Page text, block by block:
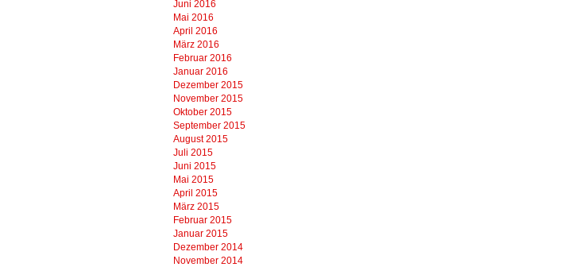
Juni 2016
Mai 2016
April 2016
März 2016
Februar 2016
Januar 2016
Dezember 2015
November 2015
Oktober 2015
September 2015
August 2015
Juli 2015
Juni 2015
Mai 2015
April 2015
März 2015
Februar 2015
Januar 2015
Dezember 2014
November 2014